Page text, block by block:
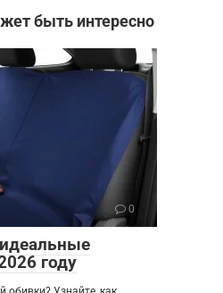
быть интересно
0
году